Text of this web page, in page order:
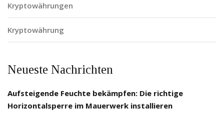
Kryptowährungen
Kryptowährung
Neueste Nachrichten
Aufsteigende Feuchte bekämpfen: Die richtige
Horizontalsperre im Mauerwerk installieren